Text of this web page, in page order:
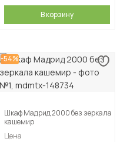
В корзину
-54%
Шкаф Мадрид 2000 без зеркала
кашемир
Цена